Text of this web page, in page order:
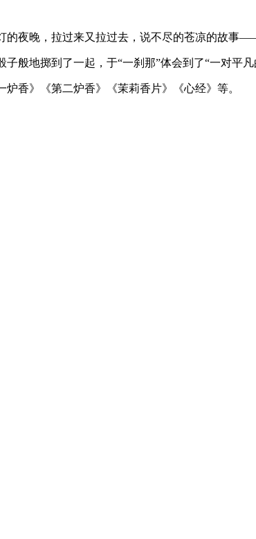
的夜晚，拉过来又拉过去，说不尽的苍凉的故事
般地掷到了一起，于“一刹那”体会到了“一对平凡
香》《第二炉香》《茉莉香片》《心经》等。